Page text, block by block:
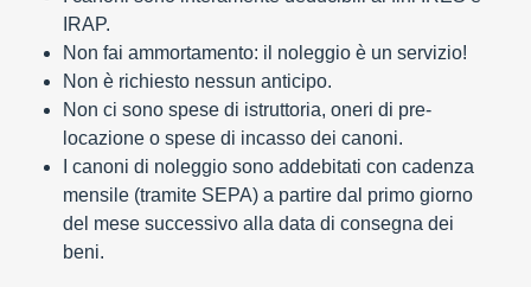
IRAP.
Non fai ammortamento: il noleggio è un servizio!
Non è richiesto nessun anticipo.
Non ci sono spese di istruttoria, oneri di pre-
locazione o spese di incasso dei canoni.
I canoni di noleggio sono addebitati con cadenza
mensile (tramite SEPA) a partire dal primo giorno
del mese successivo alla data di consegna dei
beni.